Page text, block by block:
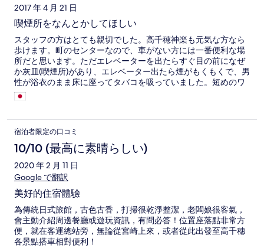
2017 年 4 月 21 日
喫煙所をなんとかしてほしい
スタッフの方はとても親切でした。高千穂神楽も元気な方なら
歩けます。町のセンターなので、車がない方には一番便利な場
所だと思います。ただエレベーターを出たらすぐ目の前になぜ
か灰皿(喫煙所)があり、エレベーター出たら煙がもくもくで、男
性が浴衣のまま床に座ってタバコを吸っていました。短めのワ
ンピースを着ていて、下から見上げられるし、煙も嫌だし、通
るのも嫌でした。せっかく禁煙の部屋を予約したのに。客の動
宿泊者限定の口コミ
10/10 (最高に素晴らしい)
2020 年 2 月 11 日
Google で翻訳
美好的住宿體驗
為傳統日式旅館，古色古香，打掃很乾淨整潔，老闆娘很客氣，
會主動介紹周邊餐廳或遊玩資訊，有問必答！位置座落點非常方
便，就在客運總站旁，無論從宮崎上來，或者從此出發至高千穗
各景點搭車相對便利！